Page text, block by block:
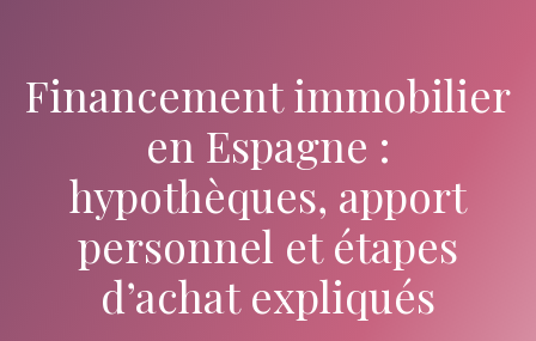
Financement immobilier
en Espagne :
hypothèques, apport
personnel et étapes
d’achat expliqués